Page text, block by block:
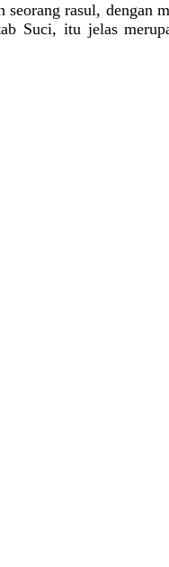
rasul, dengan
Suci, itu jelas